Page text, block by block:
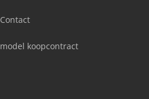
Contact
model koopcontract